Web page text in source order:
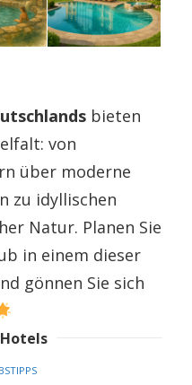
bieten
von
über moderne
zu idyllischen
Natur. Planen Sie
in einem dieser
gönnen Sie sich